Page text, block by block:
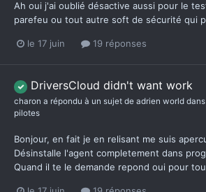
Ah oui j'ai oublié désactive aussi pour le
parefeu ou tout autre soft de sécurité qui
le 17 juin 19 réponses
DriversCloud didn't want work
charon a répondu à un sujet de adrien world dans
pilotes
Bonjour, en fait je en relisant me suis
Désinstalle l'agent completement dans
Quand il te le demande repond oui pour